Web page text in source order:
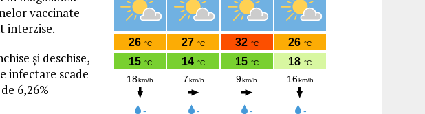
vaccinate
interzise.
și deschise,
infectare scade
6,26%